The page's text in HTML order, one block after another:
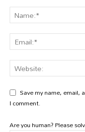
Save my name,
I comment.
Are you human? Please